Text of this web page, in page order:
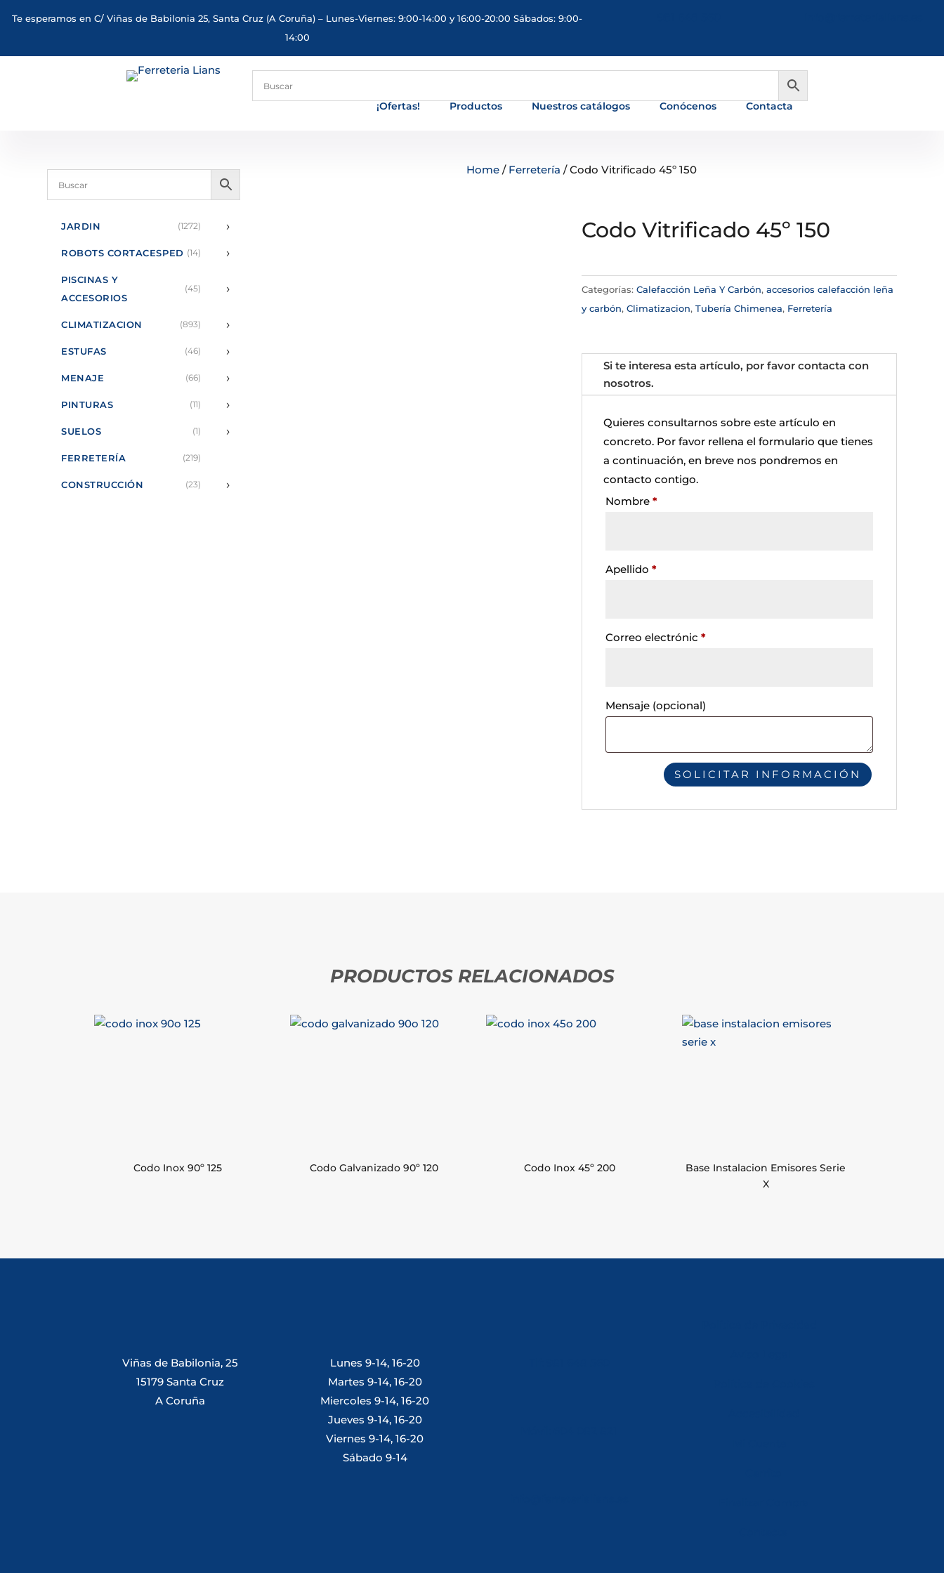
Te esperamos en C/ Viñas de Babilonia 25, Santa Cruz (A Coruña) – Lunes-Viernes: 9:00-14:00 y 16:00-20:00 Sábados: 9:00-
14:00
¡Ofertas! Productos Nuestros catálogos Conócenos Contacta
JARDIN (1272) ›
ROBOTS CORTACESPED (14) ›
PISCINAS Y
ACCESORIOS
(45) ›
CLIMATIZACION (893) ›
ESTUFAS (46) ›
MENAJE (66) ›
PINTURAS (11) ›
SUELOS (1) ›
FERRETERÍA (219)
CONSTRUCCIÓN (23) ›
Home/ Ferretería / Codo Vitrificado 45º 150
Codo Vitrificado 45º 150
Categorías: Calefacción Leña Y Carbón, accesorios calefacción leña
y carbón, Climatizacion, Tubería Chimenea, Ferretería
Si te interesa esta artículo, por favor contacta con
nosotros.
Quieres consultarnos sobre este artículo en
concreto. Por favor rellena el formulario que tienes
a continuación, en breve nos pondremos en
contacto contigo.
Nombre *
Apellido *
Correo electrónic *
Mensaje (opcional)
PRODUCTOS RELACIONADOS
Codo Inox 90º 125 Codo Galvanizado 90º 120 Codo Inox 45º 200
Base Instalacion Emisores Serie
X
Viñas de Babilonia, 25
15179 Santa Cruz
A Coruña
Lunes 9-14, 16-20
Martes 9-14, 16-20
Miercoles 9-14, 16-20
Jueves 9-14, 16-20
Viernes 9-14, 16-20
Sábado 9-14